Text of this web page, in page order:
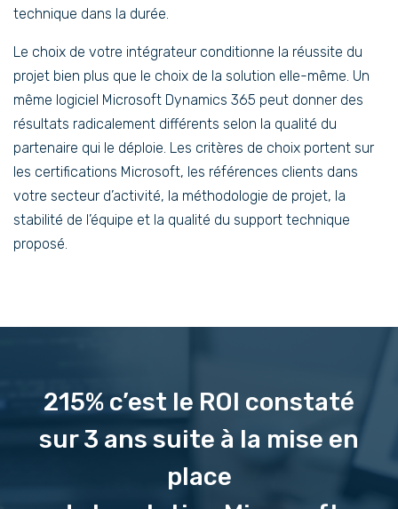
technique dans la durée.
Le choix de votre intégrateur conditionne la réussite du
projet bien plus que le choix de la solution elle-même. Un
même logiciel Microsoft Dynamics 365 peut donner des
résultats radicalement différents selon la qualité du
partenaire qui le déploie. Les critères de choix portent sur
les certifications Microsoft, les références clients dans
votre secteur d’activité, la méthodologie de projet, la
stabilité de l’équipe et la qualité du support technique
proposé.
215% c’est le ROI constaté
sur 3 ans suite à la mise en
place